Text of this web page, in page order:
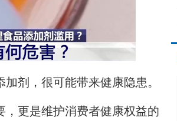
剂，很可能带来健康隐患。
更是维护消费者健康权益的